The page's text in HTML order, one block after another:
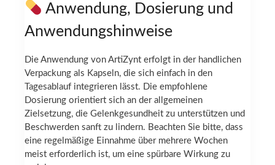
Anwendung, Dosierung und
Anwendungshinweise
Die Anwendung von ArtiZynt erfolgt in der handlichen
Verpackung als Kapseln, die sich einfach in den
Tagesablauf integrieren lässt. Die empfohlene
Dosierung orientiert sich an der allgemeinen
Zielsetzung, die Gelenkgesundheit zu unterstützen und
Beschwerden sanft zu lindern. Beachten Sie bitte, dass
eine regelmäßige Einnahme über mehrere Wochen
meist erforderlich ist, um eine spürbare Wirkung zu